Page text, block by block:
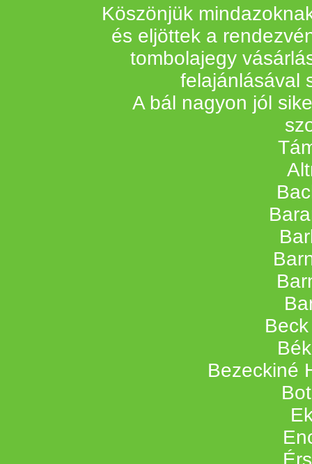
Köszönjük
és eljöttek a
tombolajegy
felajánlásával
A bál nagyon jól
Bezeckiné